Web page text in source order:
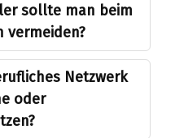
sollte man beim
vermeiden?
Netzwerk
oder